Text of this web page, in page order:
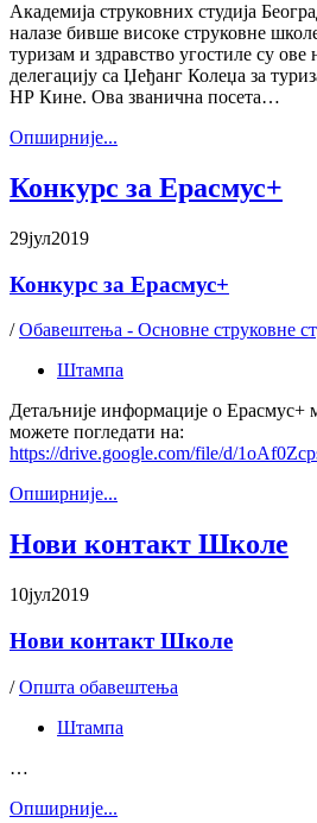
Академија струковних студија
налазе бивше високе струковне
туризам и здравство угостиле су
делегацију са Џеђанг Колеџа за
НР Кине. Ова званична посета…
Oпширније...
Конкурс за Ерасмус+
29јул2019
Конкурс за Ерасмус+
/Обавештења - Основне струковне
Штампа
Детаљније информације о Ерасмус+
можете погледати на:
https://drive.google.com/file/d/
Oпширније...
Нови контакт Школе
10јул2019
Нови контакт Школе
/Општа обавештења
Штампа
…
Oпширније...